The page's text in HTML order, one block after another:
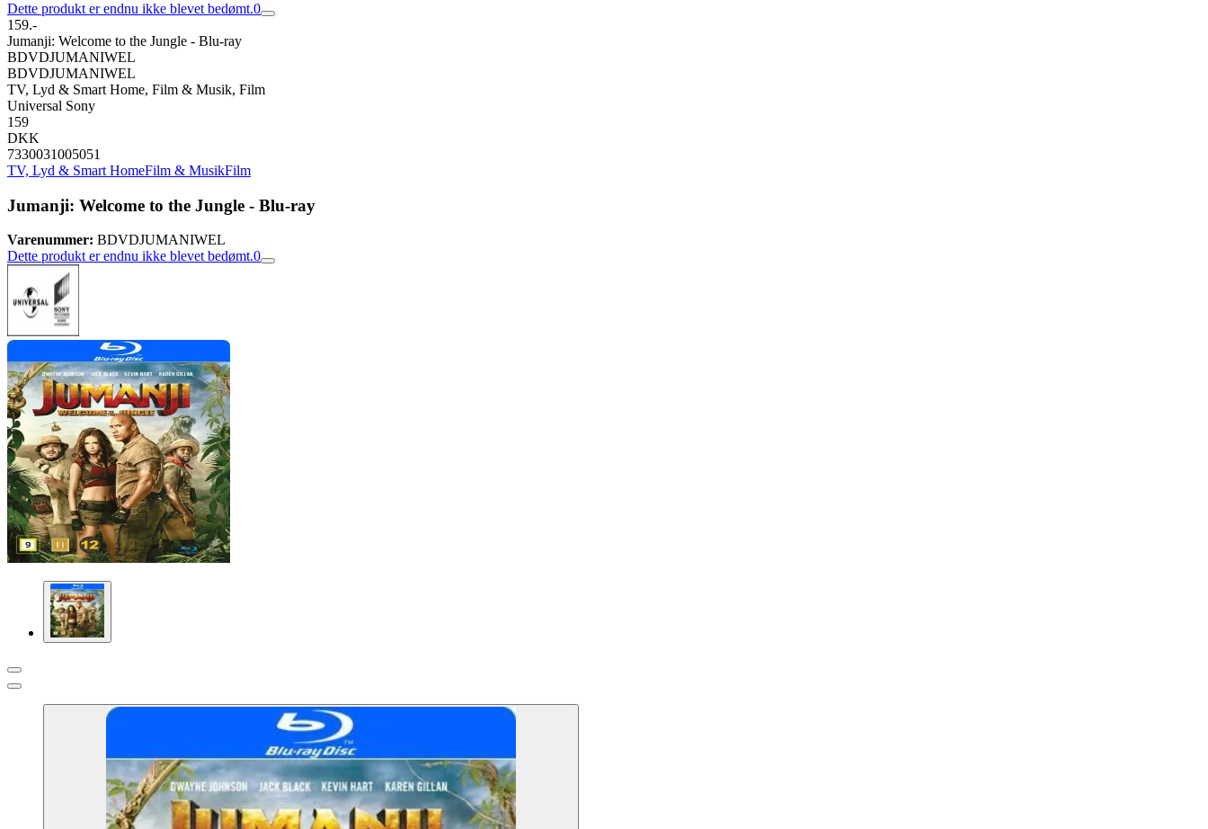
Dette produkt er endnu ikke blevet bedømt.0
159.-
Jumanji: Welcome to the Jungle - Blu-ray
BDVDJUMANIWEL
BDVDJUMANIWEL
TV, Lyd & Smart Home, Film & Musik, Film
Universal Sony
159
DKK
7330031005051
TV, Lyd & Smart HomeFilm & MusikFilm
Jumanji: Welcome to the Jungle - Blu-ray
Varenummer: BDVDJUMANIWEL
Dette produkt er endnu ikke blevet bedømt.0